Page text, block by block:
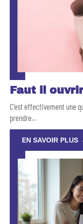
Faut il
C’est effectivement une
prendre…
EN SAVOIR PLUS